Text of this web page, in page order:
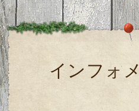
インフォ